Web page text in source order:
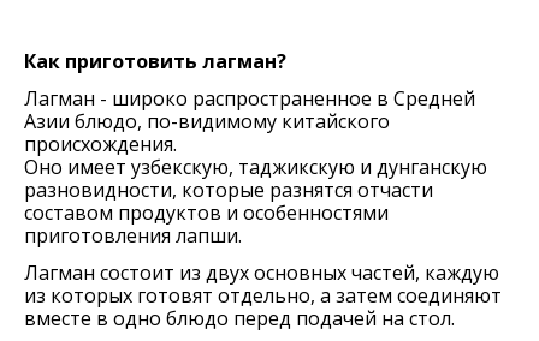
Как приготовить лагман?
Лагман - широко распространенное в Средней
Азии блюдо, по-видимому китайского
происхождения.
Оно имеет узбекскую, таджикскую и дунганскую
разновидности, которые разнятся отчасти
составом продуктов и особенностями
приготовления лапши.
Лагман состоит из двух основных частей, каждую
из которых готовят отдельно, а затем соединяют
вместе в одно блюдо перед подачей на стол.